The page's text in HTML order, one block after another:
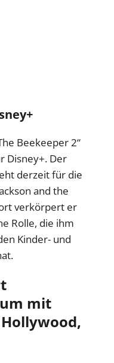
Beekeeper 2“
Disney+. Der
derzeit für die
and the
verkörpert er
Rolle, die ihm
Kinder- und
mit